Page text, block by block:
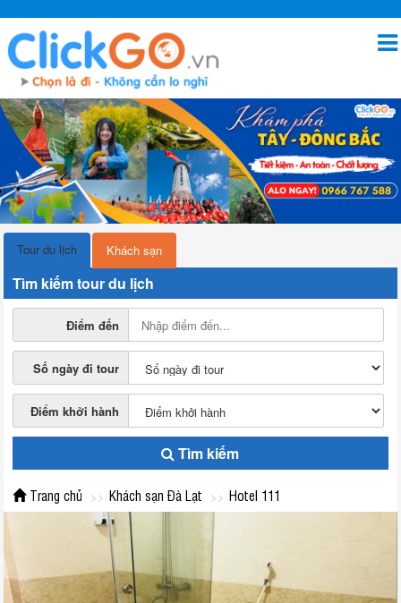
Tour du lịch Khách sạn
Tìm kiếm tour du lịch
Điểm đến
Số ngày đi tour
Điểm khởi hành
Tìm kiếm
Trang chủ Khách sạn Đà Lạt Hotel 111